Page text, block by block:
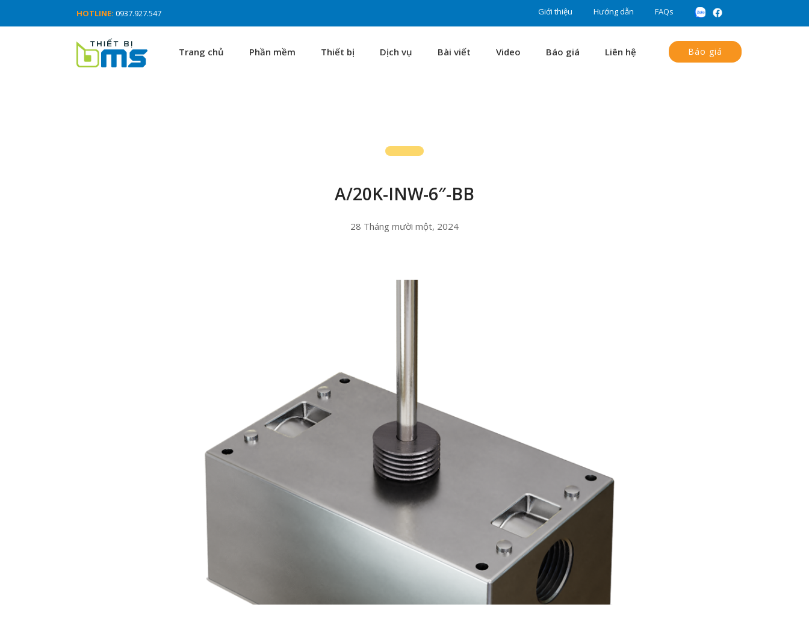
HOTLINE: 0937.927.547 Giới thiệu Hướng dẫn FAQs
Trang chủ Phần mềm Thiết bị Dịch vụ Bài viết Video Báo giá Liên hệ Báo giá
A/20K-INW-6″-BB
28 Tháng mười một, 2024